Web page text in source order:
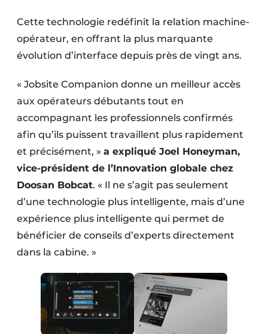
Cette technologie redéfinit la relation machine-
opérateur, en offrant la plus marquante
évolution d’interface depuis près de vingt ans.
« Jobsite Companion donne un meilleur accès
aux opérateurs débutants tout en
accompagnant les professionnels confirmés
afin qu’ils puissent travaillent plus rapidement
et précisément, » a expliqué Joel Honeyman,
vice-président de l’Innovation globale chez
Doosan Bobcat. « Il ne s’agit pas seulement
d’une technologie plus intelligente, mais d’une
expérience plus intelligente qui permet de
bénéficier de conseils d’experts directement
dans la cabine. »